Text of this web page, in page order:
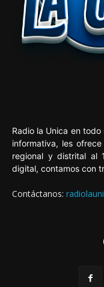
Radio la Unica en
informativa, les
regional y distrital al
digital, contamos con
Contáctanos: